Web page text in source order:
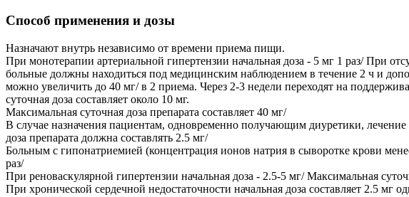
Способ применения и дозы
Назначают внутрь независимо от времени приема пищи.
При монотерапии артериальной гипертензии начальная доза - 5 мг 1 раз/ При
больные должны находиться под медицинским наблюдением в течение 2 ч и
можно увеличить до 40 мг/ в 2 приема. Через 2-3 недели переходят на
суточная доза составляет около 10 мг.
Максимальная суточная доза препарата составляет 40 мг/
В случае назначения пациентам, одновременно получающим диуретики,
доза препарата должна составлять 2.5 мг/
Больным с гипонатриемией (концентрация ионов натрия в сыворотке крови
раз/
При реноваскулярной гипертензии начальная доза - 2.5-5 мг/ Максимальная
При хронической сердечной недостаточности начальная доза составляет 2.5 мг